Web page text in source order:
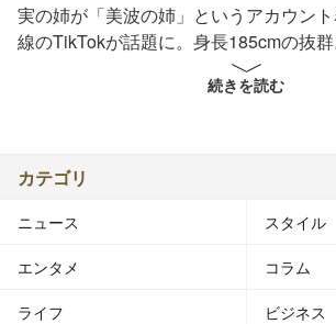
実の姉が「美波の姉」というアカウン
線のTikTokが話題に。身長185cmの抜
な笑顔で、人気を集めている。
続きを読む
カテゴリ
ニュース スタイル
エンタメ コラム
ライフ ビジネス